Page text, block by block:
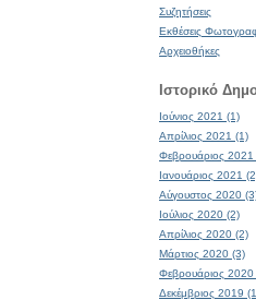
Συζητήσεις
Εκθέσεις
Αρχειοθήκες
Ιστορικό
Ιούνιος 2021 (1)
Απρίλιος 2021 (1)
Φεβρουάριος 2021
Ιανουάριος 2021
Αύγουστος 2020
Ιούλιος 2020 (2)
Απρίλιος 2020 (2)
Μάρτιος 2020 (3)
Φεβρουάριος 2020
Δεκέμβριος 2019